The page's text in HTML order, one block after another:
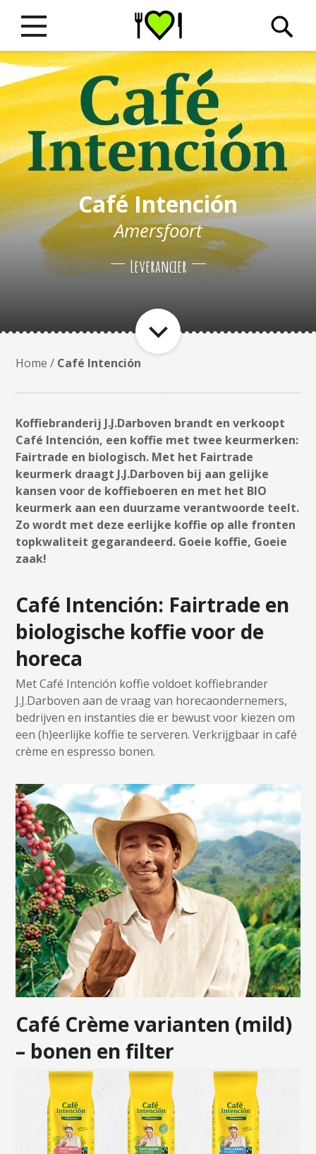
Café Intención
Amersfoort
Leverancier
Home / Café Intención
Koffiebranderij J.J.Darboven brandt en verkoopt
Café Intención, een koffie met twee keurmerken:
Fairtrade en biologisch. Met het Fairtrade
keurmerk draagt J.J.Darboven bij aan gelijke
kansen voor de koffieboeren en met het BIO
keurmerk aan een duurzame verantwoorde teelt.
Zo wordt met deze eerlijke koffie op alle fronten
topkwaliteit gegarandeerd. Goeie koffie, Goeie
zaak!
Café Intención: Fairtrade en
biologische koffie voor de
horeca
Met Café Intención koffie voldoet koffiebrander
J.J.Darboven aan de vraag van horecaondernemers,
bedrijven en instanties die er bewust voor kiezen om
een (h)eerlijke koffie te serveren. Verkrijgbaar in café
crème en espresso bonen.
Café Crème varianten (mild)
– bonen en filter